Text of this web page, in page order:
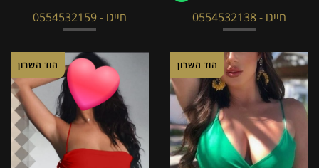
חייגו - 0554532159 חייגו - 0554532138
הוד השרון הוד השרון